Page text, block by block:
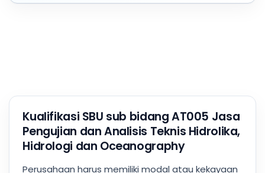
Kualifikasi SBU sub bidang AT005 Jasa
Pengujian dan Analisis Teknis Hidrolika,
Hidrologi dan Oceanography
Perusahaan harus memiliki modal atau kekayaan